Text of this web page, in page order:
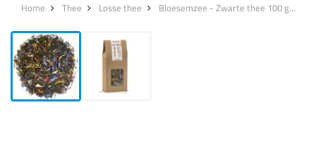
Home Thee Losse thee Bloesemzee - Zwarte thee 100 g...